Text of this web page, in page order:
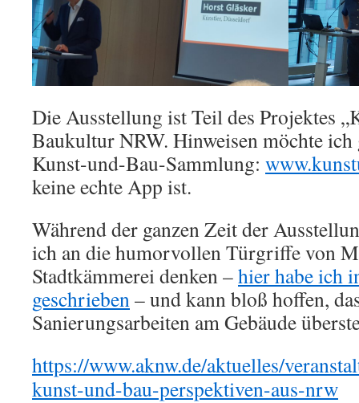
Die Ausstellung ist Teil des Projektes
Baukultur NRW. Hinweisen möchte
Kunst-und-Bau-Sammlung:
keine echte App ist.
Während der ganzen Zeit der
ich an die humorvollen Türgriffe von
Stadtkämmerei denken –hier habe ich
geschrieben – und kann bloß hoffen,
Sanierungsarbeiten am Gebäude
https://www.aknw.de/aktuelles/
kunst-und-bau-perspektiven-aus-nrw